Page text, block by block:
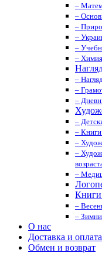
–
–
–
–
–
–
–
–
–
–
– Книги
–
–
–
Книги
–
–
О нас
Доставка и оплата
Обмен и возврат